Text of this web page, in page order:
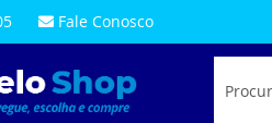
Fale Conosco